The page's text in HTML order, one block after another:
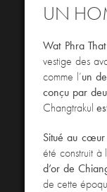
UN
Wat Phra
vestige des
comme l’un
conçu par
Changtrakul
Situé au
été construit à
d’or de
de cette